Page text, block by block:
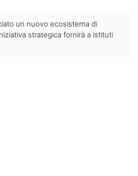
un nuovo ecosistema di
strategica fornirà a istituti